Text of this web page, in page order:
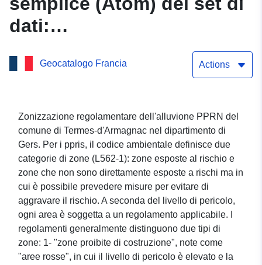
dati:
Geocatalogo Francia Actions
Zonizzazione regolamentare dell'alluvione PPRN del
comune di Termes-d'Armagnac nel dipartimento di
Gers. Per i ppris, il codice ambientale definisce due
categorie di zone (L562-1): zone esposte al rischio e
zone che non sono direttamente esposte a rischi ma in
cui è possibile prevedere misure per evitare di
aggravare il rischio. A seconda del livello di pericolo,
ogni area è soggetta a un regolamento applicabile. I
regolamenti generalmente distinguono due tipi di
zone: 1- "zone proibite di costruzione", note come
"aree rosse", in cui il livello di pericolo è elevato e la